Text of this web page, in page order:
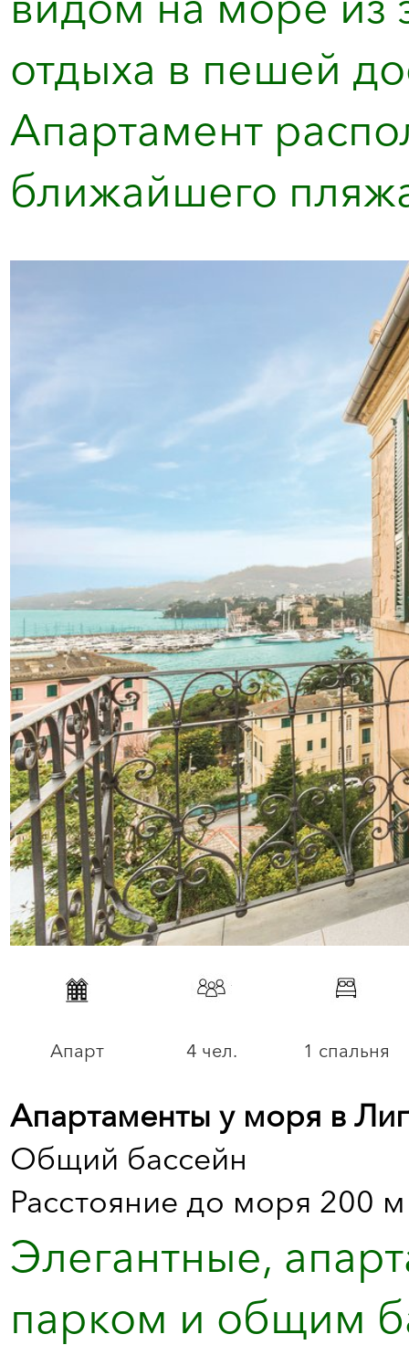
отдыха в пешей
Апартамент
ближайшего
Апарт 4 чел. 1 спальня
Апартаменты у моря в
Общий бассейн
Расстояние до моря 200 м
Элегантные,
парком и общим